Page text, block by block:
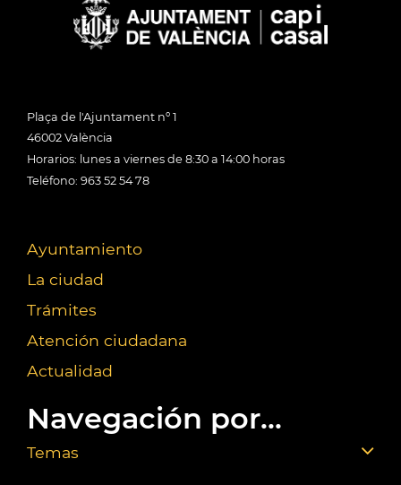
Plaça de l'Ajuntament nº 1
46002 València
Horarios: lunes a viernes de 8:30 a 14:00 horas
Teléfono: 963 52 54 78
Ayuntamiento
La ciudad
Trámites
Atención ciudadana
Actualidad
Navegación por...
Temas